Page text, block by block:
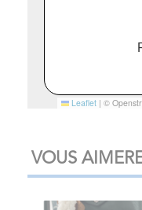
Leaflet | ©
VOUS